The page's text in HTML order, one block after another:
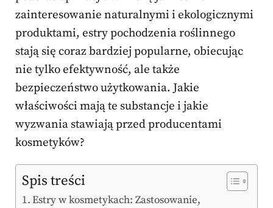
zainteresowanie naturalnymi i ekologicznymi
produktami, estry pochodzenia roślinnego
stają się coraz bardziej popularne, obiecując
nie tylko efektywność, ale także
bezpieczeństwo użytkowania. Jakie
właściwości mają te substancje i jakie
wyzwania stawiają przed producentami
kosmetyków?
Spis treści
Estry w kosmetykach: Zastosowanie,